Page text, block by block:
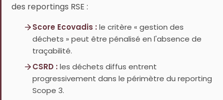
des reportings RSE :
Score Ecovadis : le critère « gestion des
déchets » peut être pénalisé en l'absence de
traçabilité.
CSRD : les déchets diffus entrent
progressivement dans le périmètre du reporting
Scope 3.